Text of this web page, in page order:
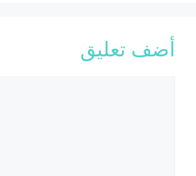
أضف تعليق